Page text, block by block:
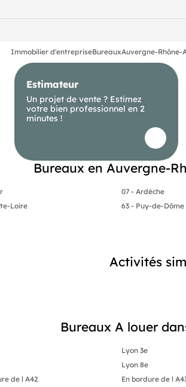
Immobilier d'entrepriseBureauxAuvergne-Rhône-
Estimateur
Un projet de vente ? Estimez
votre bien professionnel en 2
minutes !
Bureaux en Auvergne-
07 - Ardèche
Loire 63 - Puy-de-Dôme
Activités
Bureaux A louer
Lyon 3e
Lyon 8e
de l A42 En bordure de l